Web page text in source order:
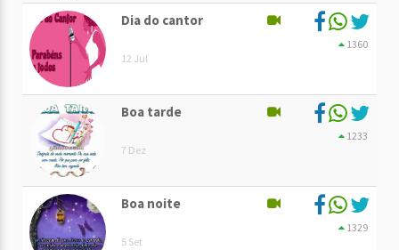
Dia do cantor
12 Jul
1360
Boa tarde
7 Dez
1233
Boa noite
5 Set
1329